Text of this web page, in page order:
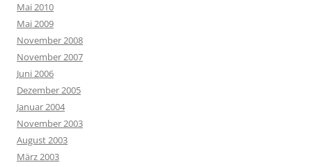
Mai 2010
Mai 2009
November 2008
November 2007
Juni 2006
Dezember 2005
Januar 2004
November 2003
August 2003
März 2003